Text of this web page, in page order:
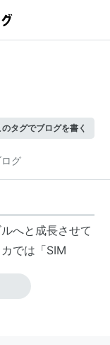
のタグでブログを書く
グ
へと成長させて
では「SIM